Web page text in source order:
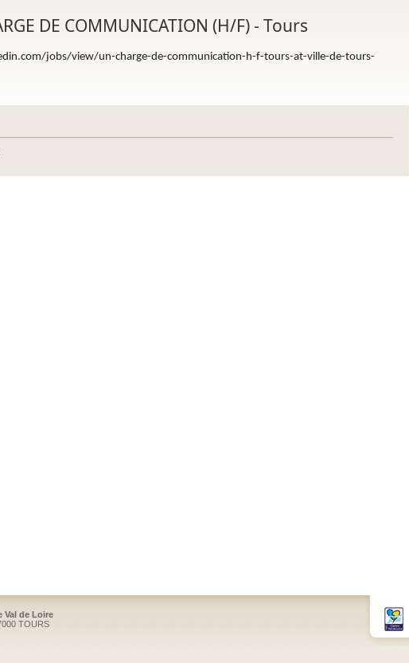
DE COMMUNICATION (H/F) - Tours
jobs/view/un-charge-de-communication-h-f-tours-at-ville-de-tours-
Val de Loire
TOURS